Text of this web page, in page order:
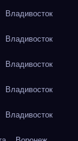
Владивосток
Владивосток
Владивосток
Владивосток
Владивосток